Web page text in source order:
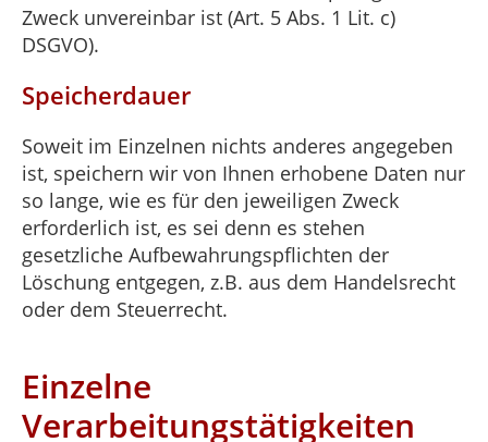
Zweck unvereinbar ist (Art. 5 Abs. 1 Lit. c)
DSGVO).
Speicherdauer
Soweit im Einzelnen nichts anderes angegeben
ist, speichern wir von Ihnen erhobene Daten nur
so lange, wie es für den jeweiligen Zweck
erforderlich ist, es sei denn es stehen
gesetzliche Aufbewahrungspflichten der
Löschung entgegen, z.B. aus dem Handelsrecht
oder dem Steuerrecht.
Einzelne
Verarbeitungstätigkeiten